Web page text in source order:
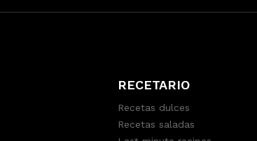
RECETARIO
Recetas dulces
Recetas saladas